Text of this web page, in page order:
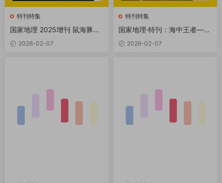
特刊特集
国家地理 2025增刊 鼠海豚保
护 PDF
2026-02-07
特刊特集
国家地理·特刊：海中王者—鲨
鱼 PDF
2026-02-07